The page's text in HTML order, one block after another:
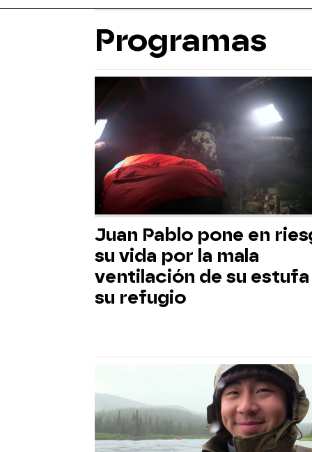
Programas
Juan Pablo pone en
su vida por la mala
ventilación de su estufa
su refugio